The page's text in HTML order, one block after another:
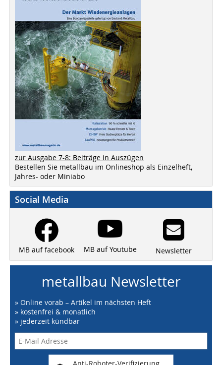
zur Ausgabe 7-8: Beiträge in Auszügen
Bestellen Sie metallbau im Onlineshop als Einzelheft,
Jahres- oder Miniabo
Social Media
MB auf facebook MB auf Youtube Newsletter
metallbau Newsletter
» Online vorab – Artikel im nächsten Heft
» kostenfrei & monatlich
» jederzeit kündbar